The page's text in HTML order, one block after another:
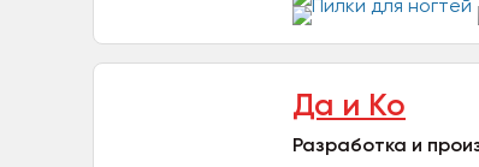
Да и Ко
Разработка и